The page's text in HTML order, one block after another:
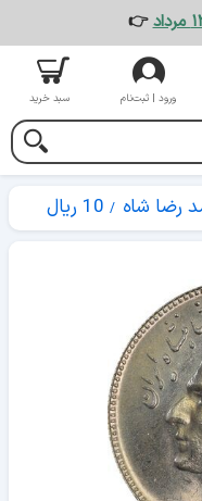
👉
ورود | ثبت‌نام سبد خرید
رضا شاه 10 ریال